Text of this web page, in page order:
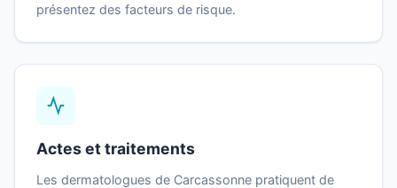
présentez des facteurs de risque.
Actes et traitements
Les dermatologues de Carcassonne pratiquent de